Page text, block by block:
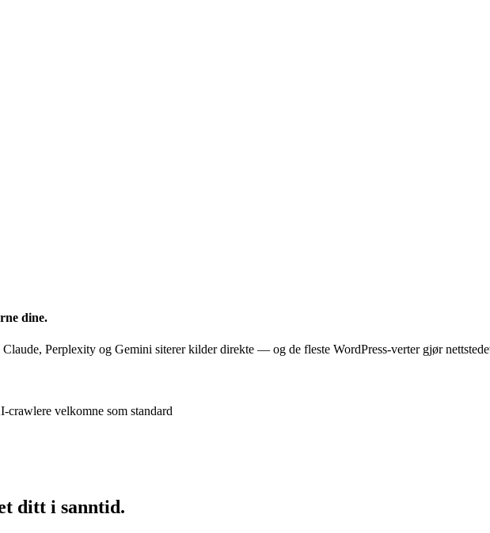
dine.
Perplexity og Gemini siterer kilder direkte — og de fleste WordPress-verter gjør
crawlere velkomne som standard
ditt i sanntid.